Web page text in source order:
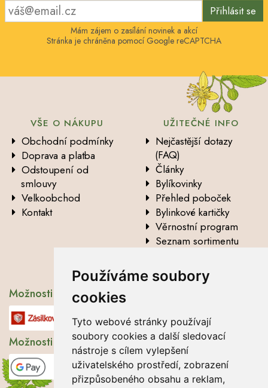
Používáme soubory
cookies
Tyto webové stránky používají
soubory cookies a další sledovací
nástroje s cílem vylepšení
uživatelského prostředí, zobrazení
přizpůsobeného obsahu a reklam,
Přihlásit se
Mám zájem o zasílání novinek a akcí
Stránka je chráněna pomocí Google reCAPTCHA
VŠE O NÁKUPU
Obchodní podmínky
Doprava a platba
Odstoupení od
smlouvy
Velkoobchod
Kontakt
UŽITEČNÉ INFO
Nejčastější dotazy
(FAQ)
Články
Bylíkovinky
Přehled poboček
Bylinkové kartičky
Věrnostní program
Seznam sortimentu
Možnosti dopravy
Možnosti platby